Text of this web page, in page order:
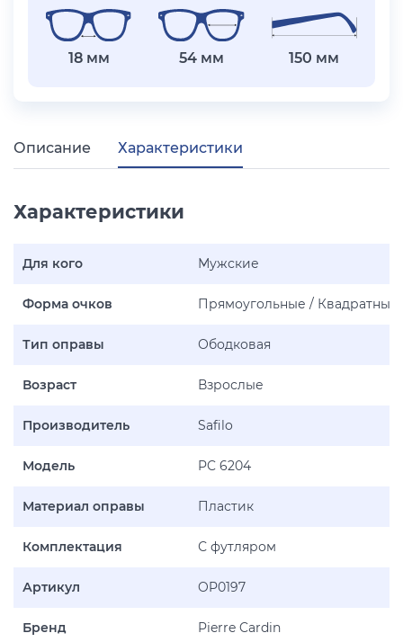
18 мм 54 мм 150 мм
Описание Характеристики
Характеристики
Для кого Мужские
Форма очков Прямоугольные / Квадратные
Тип оправы Ободковая
Возраст Взрослые
Производитель Safilo
Модель PC 6204
Материал оправы Пластик
Комплектация С футляром
Артикул OP0197
Бренд Pierre Cardin